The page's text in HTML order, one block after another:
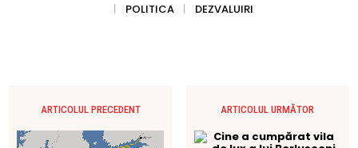
POLITICA
DEZVALUIRI
ARTICOLUL PRECEDENT ARTICOLUL URMĂTOR